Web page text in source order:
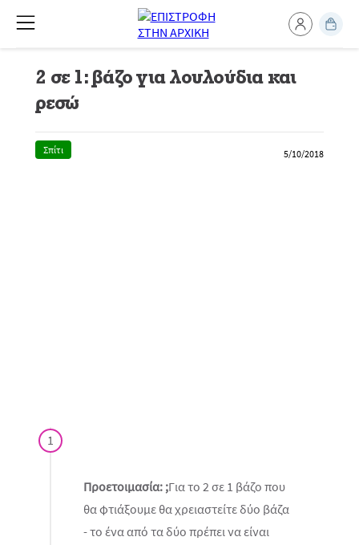
2 σε 1: βάζο για λουλούδια και
ρεσώ
Σπίτι 5/10/2018
1
Προετοιμασία: ;Για το 2 σε 1 βάζο που
θα φτιάξουμε θα χρειαστείτε δύο βάζα
- το ένα από τα δύο πρέπει να είναι